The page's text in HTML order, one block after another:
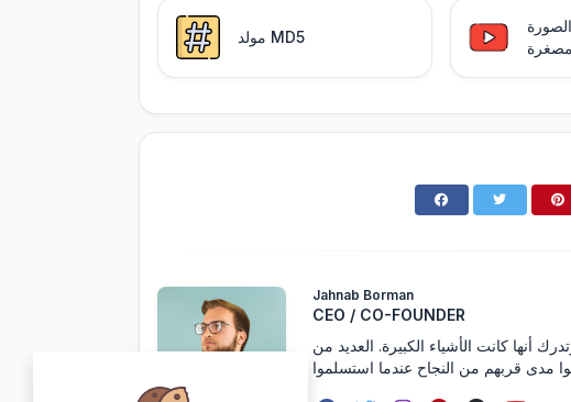
مولد MD5
Jahnab Borman
CEO / CO-FOUNDER
أنها كانت الأشياء الكبيرة. العديد من